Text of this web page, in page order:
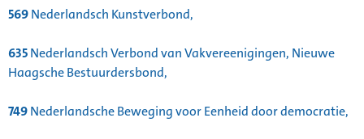
569Nederlandsch Kunstverbond,
635Nederlandsch Verbond van Vakvereenigingen, Nieuwe
Haagsche Bestuurdersbond,
749Nederlandsche Beweging voor Eenheid door democratie,